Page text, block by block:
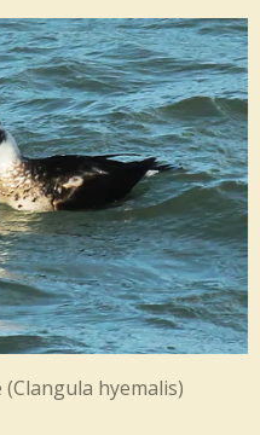
(Clangula hyemalis)
12-2014.